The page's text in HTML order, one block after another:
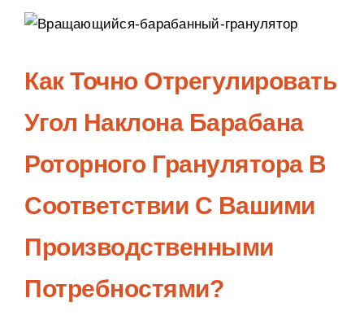
Как Точно Отрегулировать
Угол Наклона Барабана
Роторного Гранулятора В
Соответствии С Вашими
Производственными
Потребностями?